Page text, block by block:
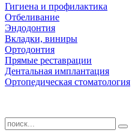
Гигиена и профилактика
Отбеливание
Эндодонтия
Вкладки, виниры
Ортодонтия
Прямые реставрации
Дентальная имплантация
Ортопедическая стоматология